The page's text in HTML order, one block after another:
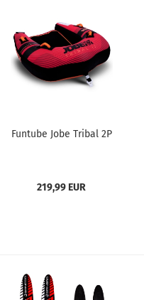
Funtube Jobe Tribal 2P
219,99 EUR